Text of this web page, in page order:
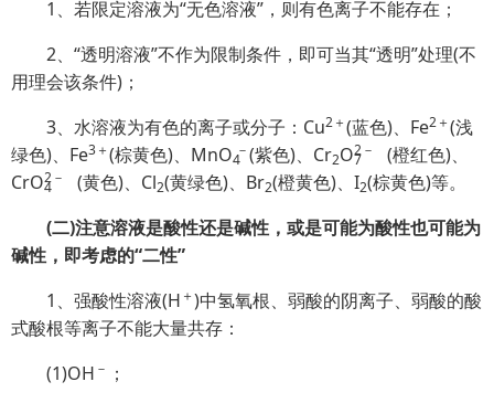
1、若限定溶液为“无色溶液”，则有色离子不能存在；
2、“透明溶液”不作为限制条件，即可当其“透明”处理(不
用理会该条件)；
3、水溶液为有色的离子或分子：Cu2＋(蓝色)、Fe2＋(浅
绿色)、Fe3＋(棕黄色)、MnO4 (紫色)、Cr2O7
2－
(橙红色)、
CrO4
2－ (黄色)、Cl2(黄绿色)、Br2(橙黄色)、I2(棕黄色)等。
(二)注意溶液是酸性还是碱性，或是可能为酸性也可能为
碱性，即考虑的“二性”
1、强酸性溶液(H ＋)中氢氧根、弱酸的阴离子、弱酸的酸
式酸根等离子不能大量共存：
(1)OH － ；